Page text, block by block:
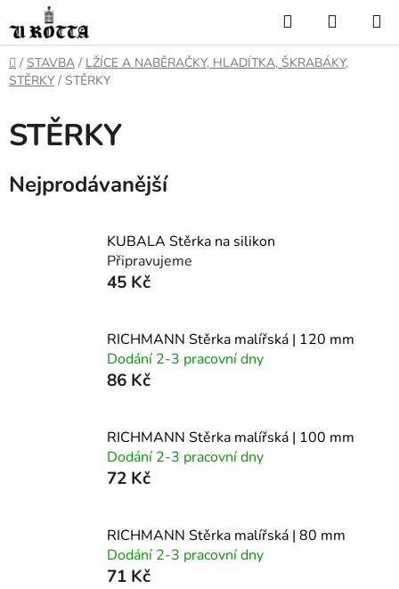
na
obsah
Hledat
KOŠÍK
DOMŮ
/ STAVBA / LŽÍCE A NABĚRAČKY, HLADÍTKA, ŠKRABÁKY,
STĚRKY / STĚRKY
STĚRKY
Nejprodávanější
KUBALA Stěrka na silikon
Připravujeme
45 Kč
RICHMANN Stěrka malířská | 120 mm
Dodání 2-3 pracovní dny
86 Kč
RICHMANN Stěrka malířská | 100 mm
Dodání 2-3 pracovní dny
72 Kč
RICHMANN Stěrka malířská | 80 mm
Dodání 2-3 pracovní dny
71 Kč